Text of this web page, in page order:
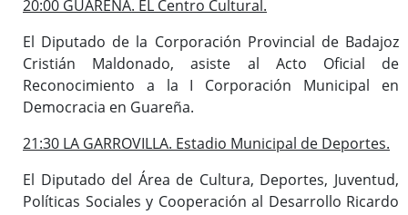
20:00 GUAREÑA. EL Centro Cultural.
El Diputado de la Corporación Provincial de Badajoz
Cristián Maldonado, asiste al Acto Oficial de
Reconocimiento a la I Corporación Municipal en
Democracia en Guareña.
21:30 LA GARROVILLA. Estadio Municipal de Deportes.
El Diputado del Área de Cultura, Deportes, Juventud,
Políticas Sociales y Cooperación al Desarrollo Ricardo